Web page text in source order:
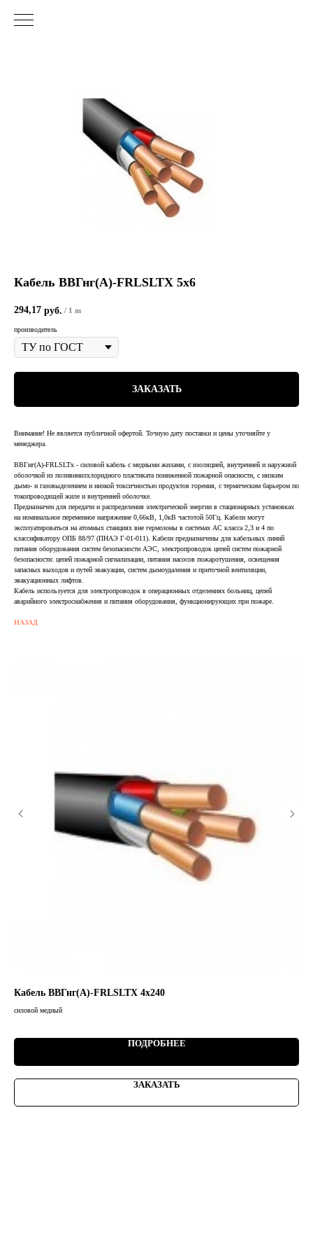
Кабель ВВГнг(А)-FRLSLTХ 5х6
294,17 руб. / 1 m
производитель
ЗАКАЗАТЬ
Внимание! Не является публичной офертой. Точную дату поставки и цены уточняйте у
менеджера.
ВВГнг(А)-FRLSLTx - силовой кабель с медными жилами, с изоляцией, внутренней и наружной
оболочкой из поливинилхлоридного пластиката пониженной пожарной опасности, с низким
дымо- и газовыделением и низкой токсичностью продуктов горения, с термическим барьером по
токопроводящей жиле и внутренней оболочке.
Предназначен для передачи и распределения электрической энергии в стационарных установках
на номинальное переменное напряжение 0,66кВ, 1,0кВ частотой 50Гц. Кабели могут
эксплуатироваться на атомных станциях вне гермозоны в системах АС класса 2,3 и 4 по
классификатору ОПБ 88/97 (ПНАЭ Г-01-011). Кабели предназначены для кабельных линий
питания оборудования систем безопасности АЭС, электропроводок цепей систем пожарной
безопасности: цепей пожарной сигнализации, питания насосов пожаротушения, освещения
запасных выходов и путей эвакуации, систем дымоудаления и приточной вентиляции,
эвакуационных лифтов.
Кабель используется для электропроводок в операционных отделениях больниц, цепей
аварийного электроснабжения и питания оборудования, функционирующих при пожаре.
НАЗАД
Кабель ВВГнг(А)-FRLSLTХ 4х240
силовой медный
ПОДРОБНЕЕ
ЗАКАЗАТЬ